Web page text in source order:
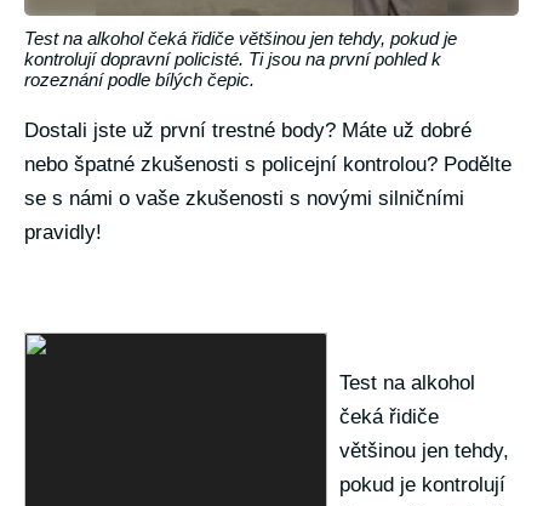
Test na alkohol čeká řidiče většinou jen tehdy, pokud je
kontrolují dopravní policisté. Ti jsou na první pohled k
rozeznání podle bílých čepic.
Dostali jste už první trestné body? Máte už dobré
nebo špatné zkušenosti s policejní kontrolou? Podělte
se s námi o vaše zkušenosti s novými silničními
pravidly!
Test na alkohol
čeká řidiče
většinou jen tehdy,
pokud je kontrolují